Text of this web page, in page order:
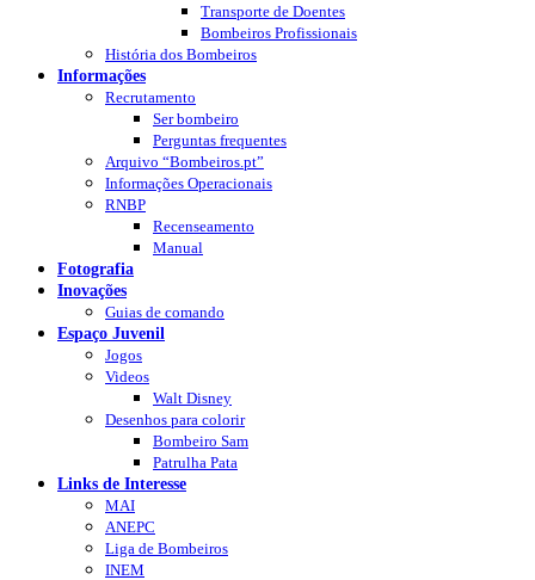
Transporte de Doentes
Bombeiros Profissionais
História dos Bombeiros
Informações
Recrutamento
Ser bombeiro
Perguntas frequentes
Arquivo “Bombeiros.pt”
Informações Operacionais
RNBP
Recenseamento
Manual
Fotografia
Inovações
Guias de comando
Espaço Juvenil
Jogos
Videos
Walt Disney
Desenhos para colorir
Bombeiro Sam
Patrulha Pata
Links de Interesse
MAI
ANEPC
Liga de Bombeiros
INEM